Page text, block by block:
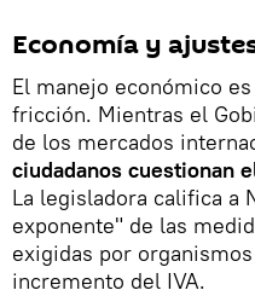
Economía y
El manejo económico
fricción. Mientras el
de los mercados
ciudadanos cuestionan
La legisladora califica a
exponente" de las
exigidas por
incremento del IVA.